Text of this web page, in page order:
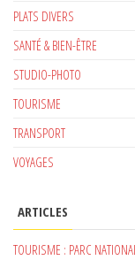
PLATS DIVERS
SANTÉ & BIEN-ÊTRE
STUDIO-PHOTO
TOURISME
TRANSPORT
VOYAGES
ARTICLES
TOURISME : PARC